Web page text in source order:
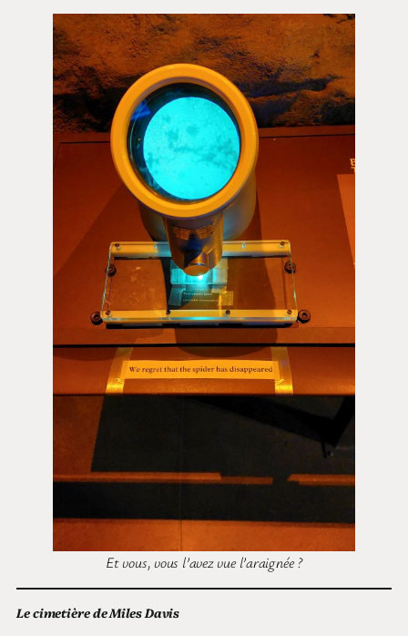
Et vous, vous l’avez vue l’araignée ?
Le cimetière de Miles Davis